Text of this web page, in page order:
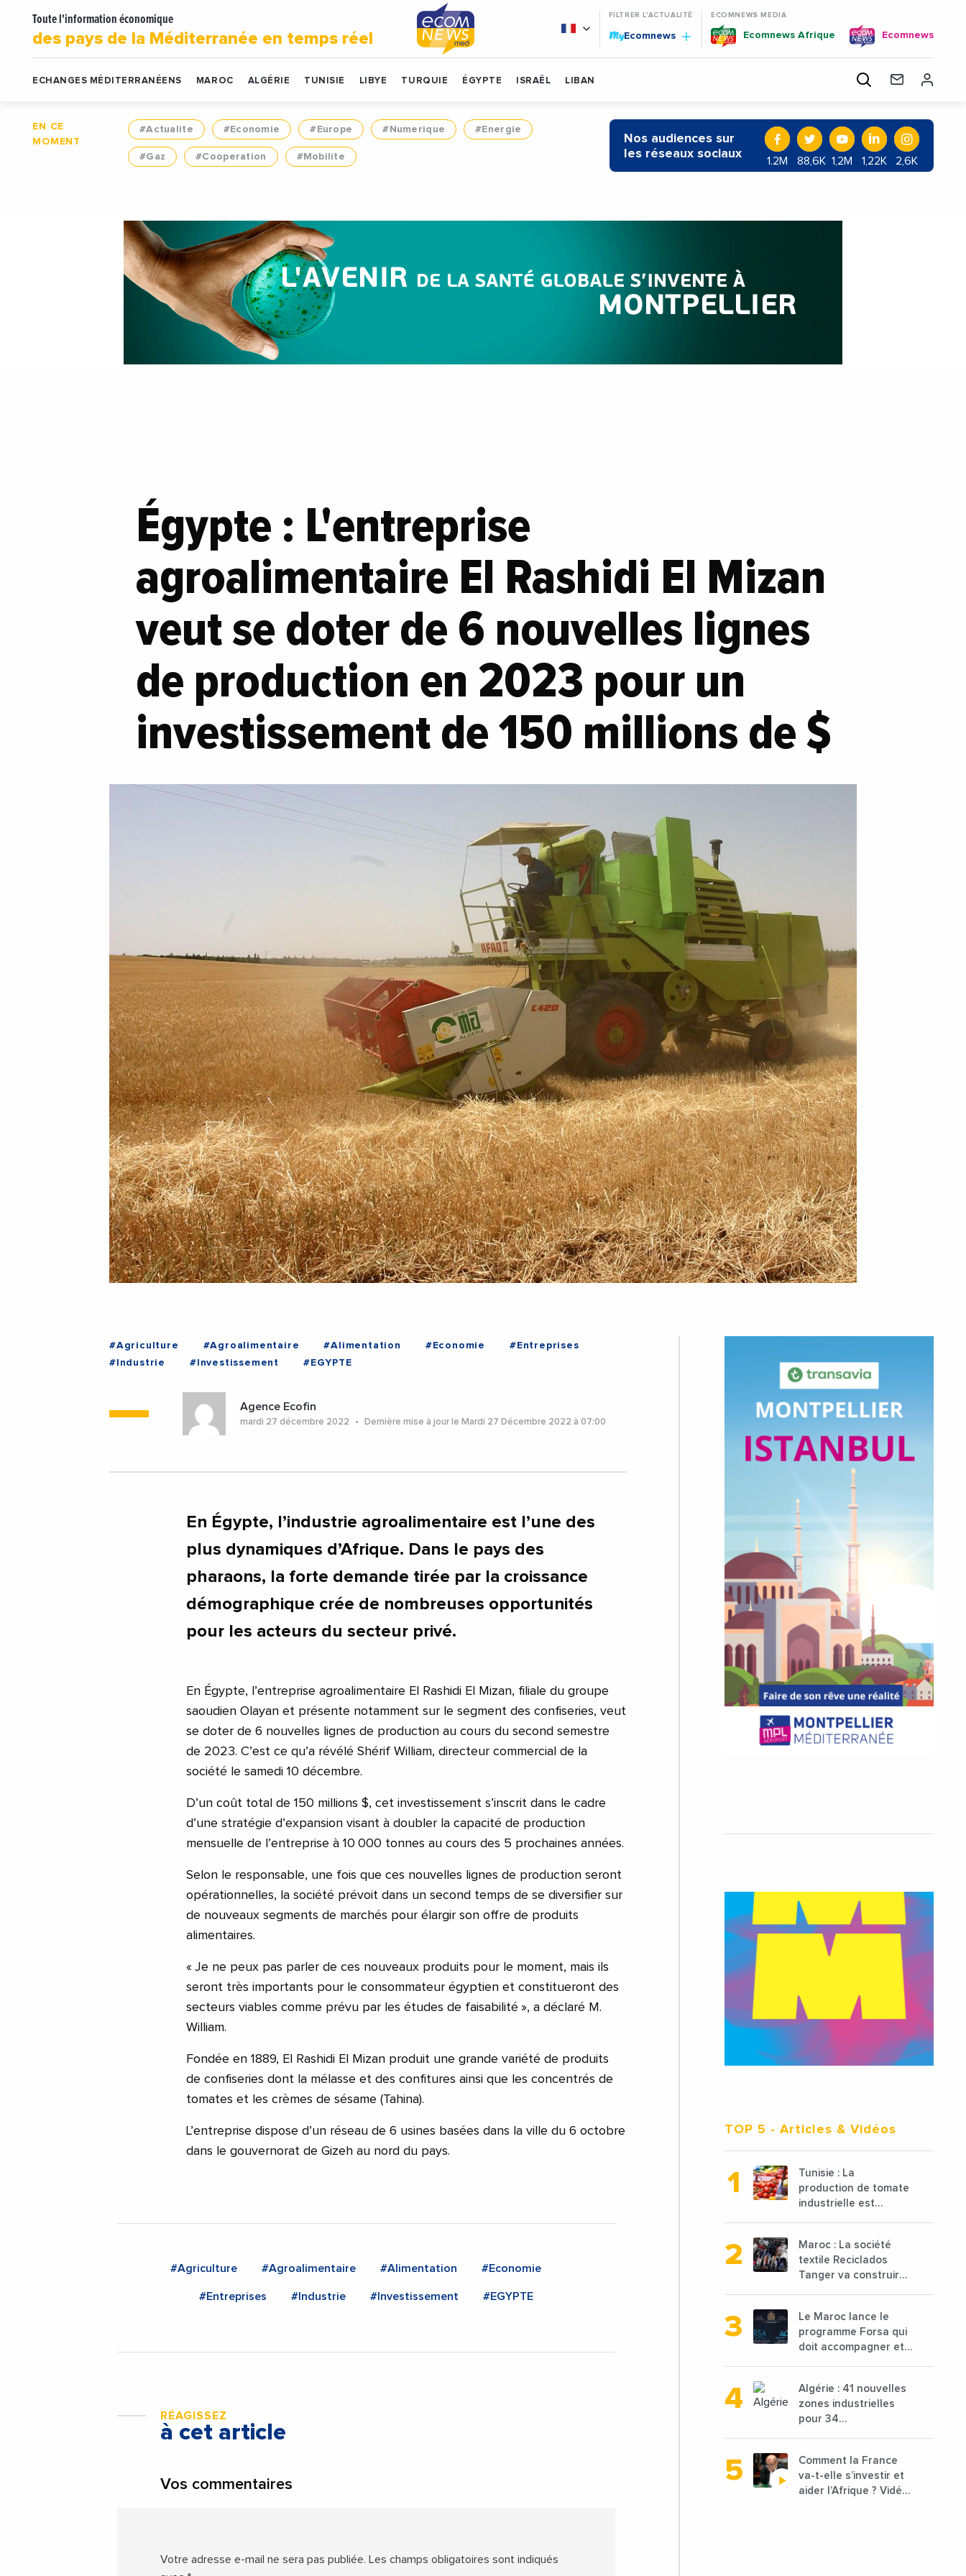
Toute l'information économique
des pays de la Méditerranée en temps réel
FILTRER L'ACTUALITÉ
MyEcomnews
ECOMNEWS MEDIA
Ecomnews Afrique Ecomnews
ECHANGES MÉDITERRANÉENS MAROC ALGÉRIE TUNISIE LIBYE TURQUIE ÉGYPTE ISRAËL LIBAN
EN CE
MOMENT
#Actualite #Economie #Europe #Numerique #Energie
#Gaz #Cooperation #Mobilite
Nos audiences sur
les réseaux sociaux
1.2M 88,6K 1,2M 1,22K 2,6K
Égypte : L'entreprise
agroalimentaire El Rashidi El Mizan
veut se doter de 6 nouvelles lignes
de production en 2023 pour un
investissement de 150 millions de $
#Agriculture #Agroalimentaire #Alimentation #Economie
#Entreprises
#Industrie
#Investissement #EGYPTE
Agence Ecofin
mardi 27 décembre 2022 Dernière mise à jour le Mardi 27 Décembre 2022 à 07:00
En Égypte, l’industrie agroalimentaire est l’une des
plus dynamiques d’Afrique. Dans le pays des
pharaons, la forte demande tirée par la croissance
démographique crée de nombreuses opportunités
pour les acteurs du secteur privé.
En Égypte, l’entreprise agroalimentaire El Rashidi El Mizan, filiale du groupe
saoudien Olayan et présente notamment sur le segment des confiseries, veut
se doter de 6 nouvelles lignes de production au cours du second semestre
de 2023. C’est ce qu’a révélé Shérif William, directeur commercial de la
société le samedi 10 décembre.
D’un coût total de 150 millions $, cet investissement s’inscrit dans le cadre
d’une stratégie d’expansion visant à doubler la capacité de production
mensuelle de l’entreprise à 10 000 tonnes au cours des 5 prochaines années.
Selon le responsable, une fois que ces nouvelles lignes de production seront
opérationnelles, la société prévoit dans un second temps de se diversifier sur
de nouveaux segments de marchés pour élargir son offre de produits
alimentaires.
« Je ne peux pas parler de ces nouveaux produits pour le moment, mais ils
seront très importants pour le consommateur égyptien et constitueront des
secteurs viables comme prévu par les études de faisabilité », a déclaré M.
William.
Fondée en 1889, El Rashidi El Mizan produit une grande variété de produits
de confiseries dont la mélasse et des confitures ainsi que les concentrés de
tomates et les crèmes de sésame (Tahina).
L’entreprise dispose d’un réseau de 6 usines basées dans la ville du 6 octobre
dans le gouvernorat de Gizeh au nord du pays.
#Agriculture #Agroalimentaire #Alimentation #Economie
#Entreprises #Industrie #Investissement #EGYPTE
RÉAGISSEZ
à cet article
Vos commentaires
Votre adresse e-mail ne sera pas publiée. Les champs obligatoires sont indiqués
TOP 5 - Articles & Vidéos
Tunisie : La
production de tomate
industrielle est
baisse de 15%
Maroc : La société
textile Reciclados
Tanger va construire
traiter les déchets
textiles
Le Maroc lance le
programme Forsa qui
doit accompagner et
avec une enveloppe
de 1,25 milliard de
dirhams
Algérie : 41 nouvelles
zones industrielles
pour 34
Comment la France
va-t-elle s’investir et
aider l’Afrique ? Vidéo